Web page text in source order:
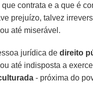
contrata e a que é
prejuízo, talvez
até miserável.
jurídica de direito
até indisposta a
- próxima do